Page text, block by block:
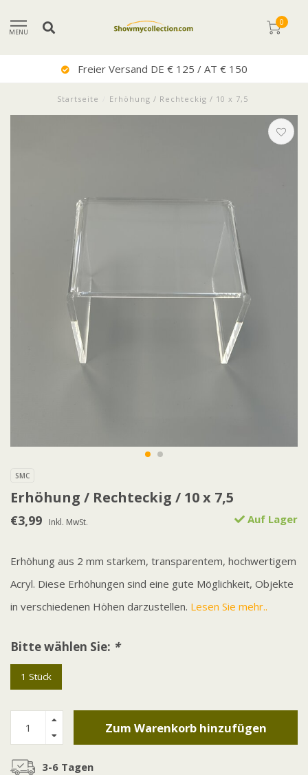
MENU
0
Sehr Guter
Startseite Erhöhung / Rechteckig / 10 x 7,5
SMC
Erhöhung / Rechteckig / 10 x 7,5
€3,99 Inkl. MwSt. Auf Lager
Erhöhung aus 2 mm starkem, transparentem, hochwertigem
Acryl. Diese Erhöhungen sind eine gute Möglichkeit, Objekte
in verschiedenen Höhen darzustellen. Lesen Sie mehr..
Bitte wählen Sie: *
1 Stück
Zum Warenkorb hinzufügen
3-6 Tagen